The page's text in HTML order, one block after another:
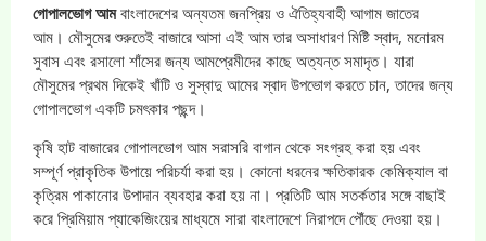
গোপালভোগ আমবাংলাদেশের অন্যতম জনপ্রিয় ও ঐতিহ্যবাহী আগাম জাতের
আম। মৌসুমের শুরুতেই বাজারে আসা এই আম তার অসাধারণ মিষ্টি স্বাদ, মনোরম
সুবাস এবং রসালো শাঁসের জন্য আমপ্রেমীদের কাছে অত্যন্ত সমাদৃত। যারা
মৌসুমের প্রথম দিকেই খাঁটি ও সুস্বাদু আমের স্বাদ উপভোগ করতে চান, তাদের জন্য
গোপালভোগ একটি চমৎকার পছন্দ।
কৃষি হাট বাজারের গোপালভোগ আম সরাসরি বাগান থেকে সংগ্রহ করা হয় এবং
সম্পূর্ণ প্রাকৃতিক উপায়ে পরিচর্যা করা হয়। কোনো ধরনের ক্ষতিকারক কেমিক্যাল বা
কৃত্রিম পাকানোর উপাদান ব্যবহার করা হয় না। প্রতিটি আম সতর্কতার সঙ্গে বাছাই
করে প্রিমিয়াম প্যাকেজিংয়ের মাধ্যমে সারা বাংলাদেশে নিরাপদে পৌঁছে দেওয়া হয়।